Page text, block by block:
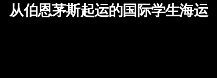
从伯恩茅斯起运的国际学生海运